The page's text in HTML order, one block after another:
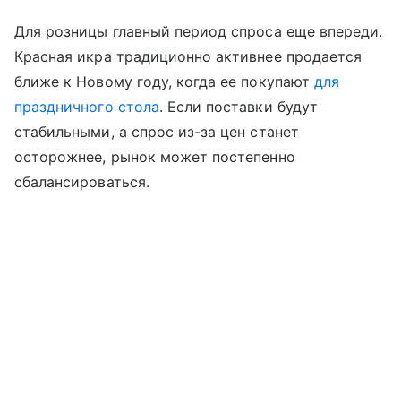
Для розницы главный период спроса еще впереди.
Красная икра традиционно активнее продается
ближе к Новому году, когда ее покупают для
праздничного стола. Если поставки будут
стабильными, а спрос из-за цен станет
осторожнее, рынок может постепенно
сбалансироваться.